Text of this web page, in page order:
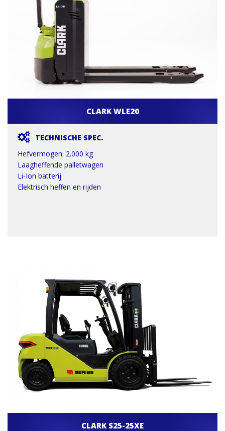
CLARK WLE20
TECHNISCHE SPEC.
Hefvermogen: 2.000 kg
Laagheffende palletwagen
Li-Ion batterij
Elektrisch heffen en rijden
CLARK S25-25XE